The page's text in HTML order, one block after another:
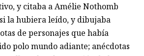
y citaba a Amélie Nothomb
la hubiera leído, y dibujaba
de personajes que había
polo mundo adiante; anécdotas